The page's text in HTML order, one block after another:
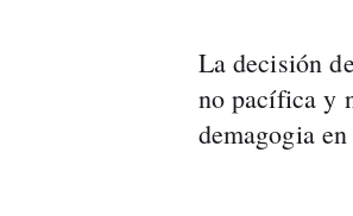
La decisión
no pacífica y
demagogia